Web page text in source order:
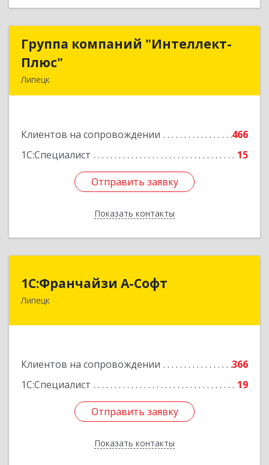
Группа компаний "Интеллект-
Плюс"
Липецк
Клиентов на сопровождении
466
1С:Специалист
15
Отправить заявку
Показать контакты
Группа компаний "Интеллект-
Подробнее
Отправить заявку
Назад
1С:Франчайзи А-Софт
Липецк
Клиентов на сопровождении
366
1С:Специалист
19
Отправить заявку
Показать контакты
1С:Франчайзи А-Софт
398059, Липецкая обл, Липецк г, Фрунзе ул,
Отправить заявку
Назад